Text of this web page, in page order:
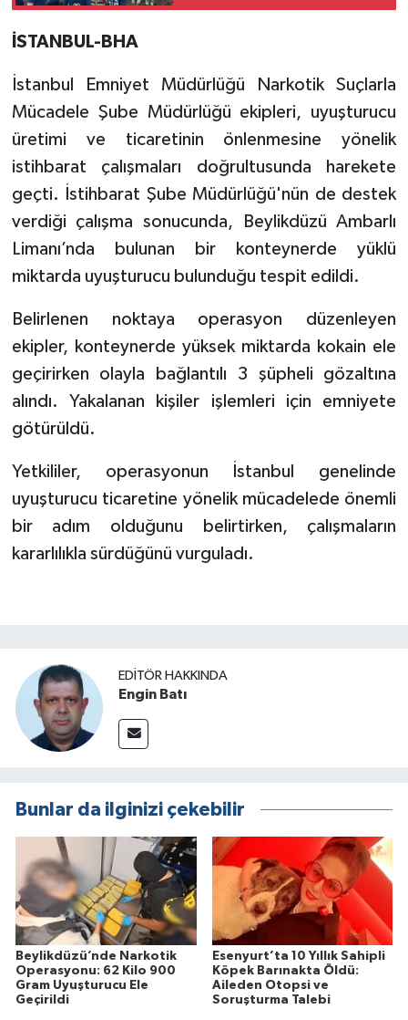
İSTANBUL-BHA
İstanbul Emniyet Müdürlüğü Narkotik Suçlarla
Mücadele Şube Müdürlüğü ekipleri, uyuşturucu
üretimi ve ticaretinin önlenmesine yönelik
istihbarat çalışmaları doğrultusunda harekete
geçti. İstihbarat Şube Müdürlüğü'nün de destek
verdiği çalışma sonucunda, Beylikdüzü Ambarlı
Limanı’nda bulunan bir konteynerde yüklü
miktarda uyuşturucu bulunduğu tespit edildi.
Belirlenen noktaya operasyon düzenleyen
ekipler, konteynerde yüksek miktarda kokain ele
geçirirken olayla bağlantılı 3 şüpheli gözaltına
alındı. Yakalanan kişiler işlemleri için emniyete
götürüldü.
Yetkililer, operasyonun İstanbul genelinde
uyuşturucu ticaretine yönelik mücadelede önemli
bir adım olduğunu belirtirken, çalışmaların
kararlılıkla sürdüğünü vurguladı.
EDITÖR HAKKINDA
Engin Batı
Bunlar da ilginizi çekebilir
Beylikdüzü’nde Narkotik
Operasyonu: 62 Kilo 900
Gram Uyuşturucu Ele
Geçirildi
Esenyurt’ta 10 Yıllık Sahipli
Köpek Barınakta Öldü:
Aileden Otopsi ve
Soruşturma Talebi